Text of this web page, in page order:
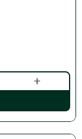
+